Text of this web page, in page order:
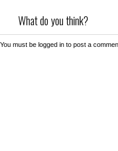
What do you think?
You must be logged in to post a